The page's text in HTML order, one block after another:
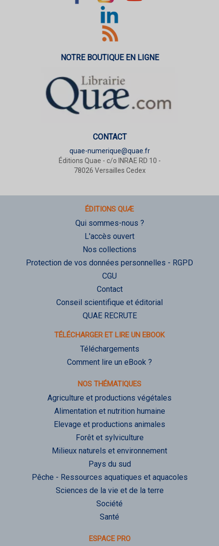
NOTRE BOUTIQUE EN LIGNE
CONTACT
quae-numerique@quae.fr
Éditions Quae - c/o INRAE RD 10 -
78026 Versailles Cedex
ÉDITIONS QUÆ
Qui sommes-nous ?
L'accès ouvert
Nos collections
Protection de vos données personnelles - RGPD
CGU
Contact
Conseil scientifique et éditorial
QUAE RECRUTE
TÉLÉCHARGER ET LIRE UN EBOOK
Téléchargements
Comment lire un eBook ?
NOS THÉMATIQUES
Agriculture et productions végétales
Alimentation et nutrition humaine
Elevage et productions animales
Forêt et sylviculture
Milieux naturels et environnement
Pays du sud
Pêche - Ressources aquatiques et aquacoles
Sciences de la vie et de la terre
Société
Santé
ESPACE PRO